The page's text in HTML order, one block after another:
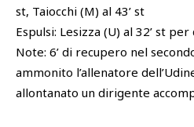
st, Taiocchi (M) al 43’ st
Espulsi: Lesizza (U) al 32’ st
Note: 6’ di recupero nel
ammonito l’allenatore
allontanato un dirigente